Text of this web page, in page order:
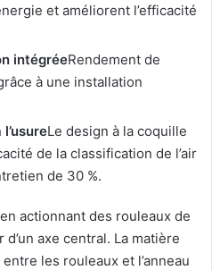
et améliorent l’efficacité
intégréeRendement de
à une installation
Le design à la coquille
de la classification de l’air
de 30 %.
actionnant des rouleaux de
axe central. La matière
les rouleaux et l’anneau